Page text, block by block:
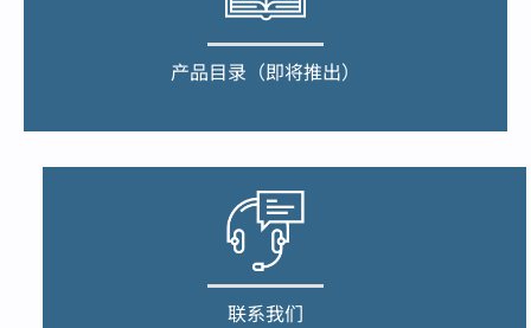
产品目录（即将推出）
联系我们